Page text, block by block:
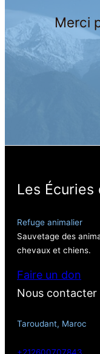
Merci
Les Écuries
Refuge animalier
Sauvetage des
chevaux et chiens.
Faire un don
Nous contacter
Taroudant, Maroc